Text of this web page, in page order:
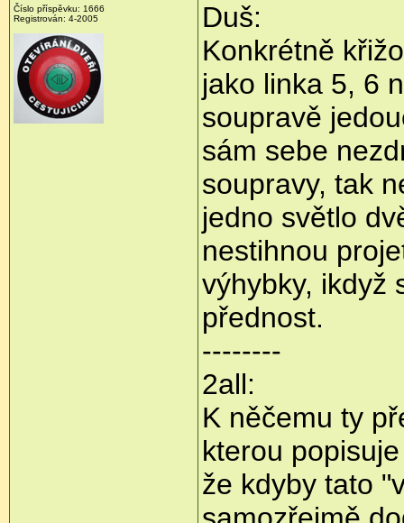
Číslo příspěvku: 1666
Registrován: 4-2005
Duš:
Konkrétně
jako linka 5, 6
soupravě
sám sebe
soupravy, tak
jedno světlo
nestihnou
výhybky, ikdyž
přednost.
--------
2all:
K něčemu ty
kterou
že kdyby tato